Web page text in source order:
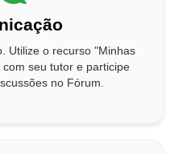
Utilize o recurso "Minhas
seu tutor e participe
no Fórum.